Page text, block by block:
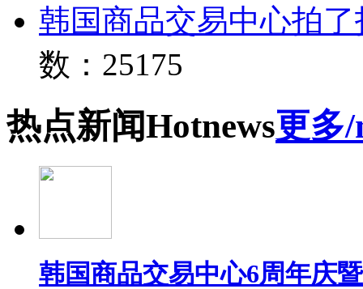
韩国商品交易中心拍
数：25175
热点新闻Hotnews更多
韩国商品交易中心6周年庆